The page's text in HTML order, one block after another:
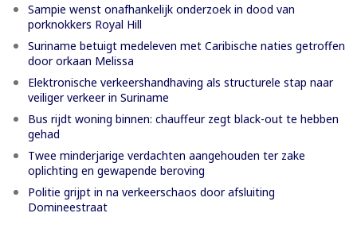
Sampie wenst onafhankelijk onderzoek in dood van
porknokkers Royal Hill
Suriname betuigt medeleven met Caribische naties getroffen
door orkaan Melissa
Elektronische verkeershandhaving als structurele stap naar
veiliger verkeer in Suriname
Bus rijdt woning binnen: chauffeur zegt black-out te hebben
gehad
Twee minderjarige verdachten aangehouden ter zake
oplichting en gewapende beroving
Politie grijpt in na verkeerschaos door afsluiting
Domineestraat